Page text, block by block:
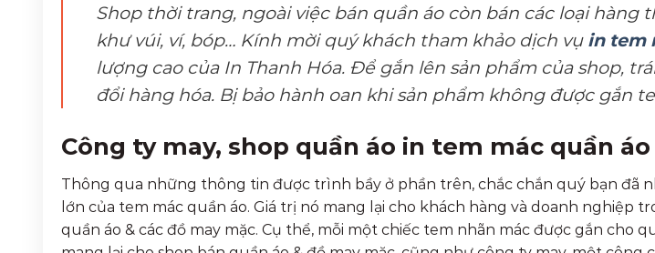
Shop thời trang, ngoài việc bán quần áo còn bán các loại hàng
khư vúi, ví, bóp… Kính mời quý khách tham khảo dịch vụ in tem
lượng cao của In Thanh Hóa. Để gắn lên sản phẩm của shop,
đổi hàng hóa. Bị bảo hành oan khi sản phẩm không được gắn
Công ty may, shop quần áo in tem mác quần
Thông qua những thông tin được trình bầy ở phần trên, chắc chắn quý bạn đã
lớn của tem mác quần áo. Giá trị nó mang lại cho khách hàng và doanh nghiệp
quần áo & các đồ may mặc. Cụ thể, mỗi một chiếc tem nhãn mác được gắn cho